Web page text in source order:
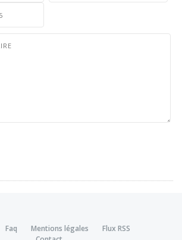
Faq Mentions légales
Flux RSS